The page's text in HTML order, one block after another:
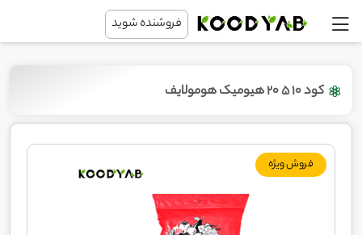
فروشنده شوید
کود 10 5 20 هیومیک هومولایف
فروش ویژه